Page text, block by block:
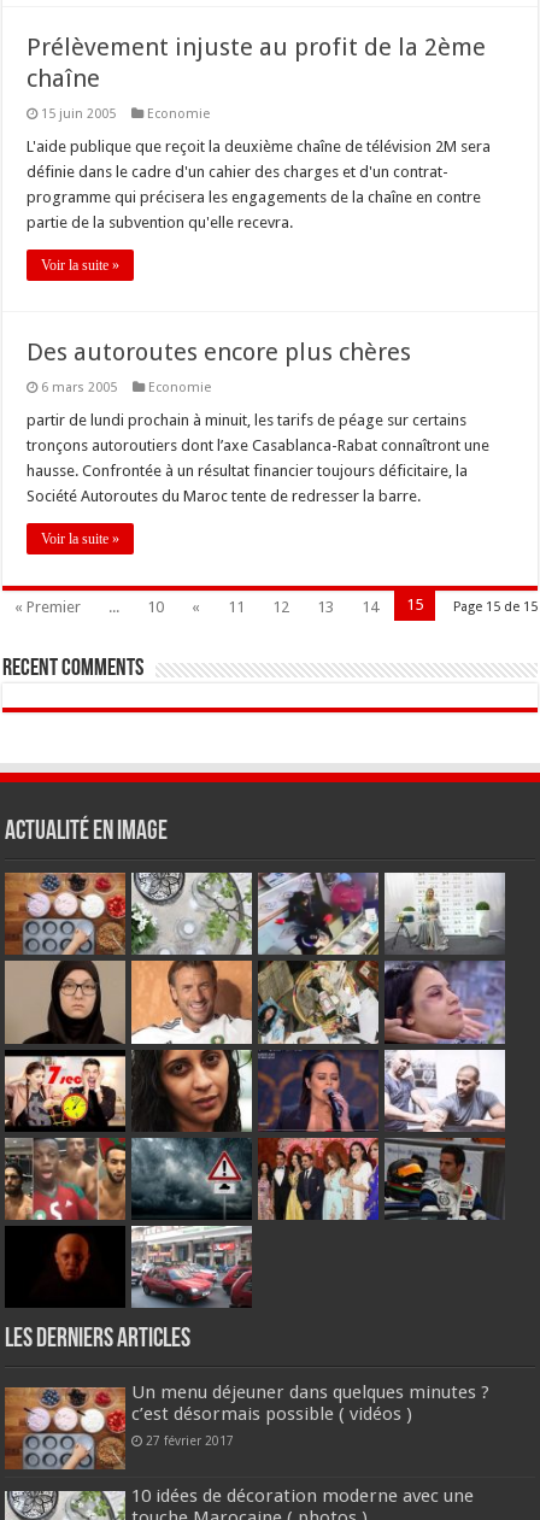
Prélèvement injuste au profit de la 2ème
chaîne
15 juin 2005 Economie
L'aide publique que reçoit la deuxième chaîne de télévision 2M sera
définie dans le cadre d'un cahier des charges et d'un contrat-
programme qui précisera les engagements de la chaîne en contre
partie de la subvention qu'elle recevra.
Voir la suite »
Des autoroutes encore plus chères
6 mars 2005 Economie
partir de lundi prochain à minuit, les tarifs de péage sur certains
tronçons autoroutiers dont l’axe Casablanca-Rabat connaîtront une
hausse. Confrontée à un résultat financier toujours déficitaire, la
Société Autoroutes du Maroc tente de redresser la barre.
Voir la suite »
Page 15 de 15
« Premier ... 10 « 11 12 13 14 15
Recent Comments
Actualité en Image
Les derniers articles
Un menu déjeuner dans quelques minutes ?
c’est désormais possible ( vidéos )
27 février 2017
10 idées de décoration moderne avec une